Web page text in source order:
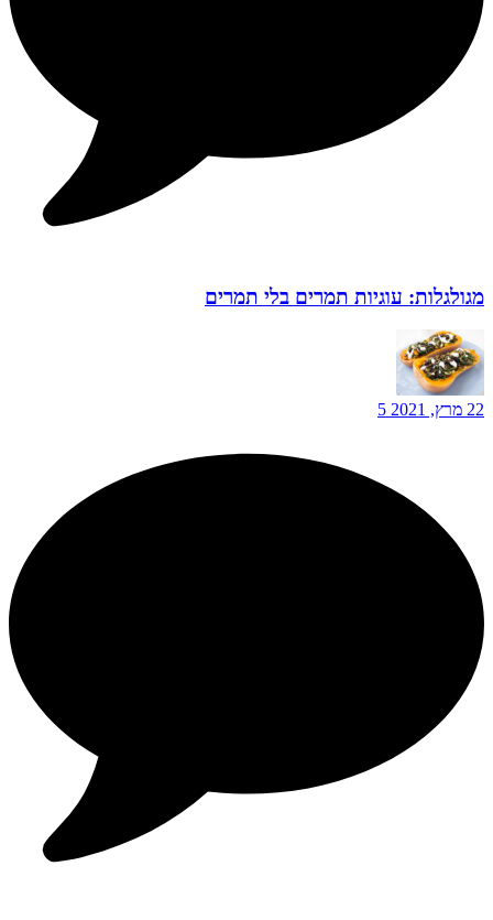
מגולגלות: עוגיות תמרים בלי תמרים
22 מרץ, 2021 5